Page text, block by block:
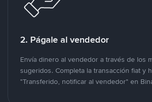
2. Págale al vendedor
Envía dinero al vendedor a través de los
sugeridos. Completa la transacción fiat y
"Transferido, notificar al vendedor" en